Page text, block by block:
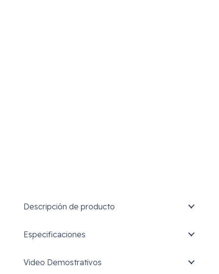
Descripción de producto
Especificaciones
Video Demostrativos